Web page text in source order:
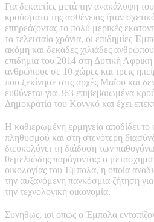
Για δεκαετίες μετά την ανακάλυψη
κρούσματα της ασθένειας ήταν
επηρεάζοντας το πολύ μερικές
τα τελευταία χρόνια, οι επιδημίες
ακόμη και δεκάδες χιλιάδες
επιδημία του 2014 στη Δυτική
ανθρώπους σε 10 χώρες και τρεις
που ξεκίνησε στις αρχές Μαΐου και
ευθύνεται για 363 επιβεβαιωμένα
Δημοκρατία του Κονγκό και έχει
Η καθιερωμένη ερμηνεία αποδίδει
πληθυσμού και στη στενότερη
διευκολύνει τη διάδοση των
θεμελιώδης παράγοντας: ο
οικολογίας του Έμπολα, η οποία
την αυξανόμενη παγκόσμια ζήτηση
την τεχνολογική οικονομία.
Συνήθως, ιοί όπως ο Έμπολα